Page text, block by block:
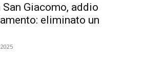
Giacomo, addio
eliminato un